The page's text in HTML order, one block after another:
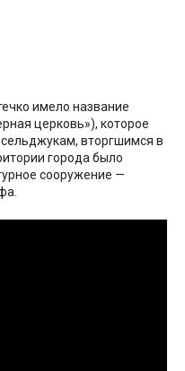
имело название
церковь»), которое
вторгшимся в
города было
сооружение —